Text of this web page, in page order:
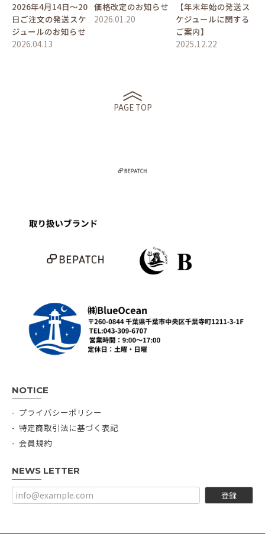
2026年4月14日〜20
日ご注文の発送スケ
ジュールのお知らせ
2026.04.13
価格改定のお知らせ
2026.01.20
【年末年始の発送ス
ケジュールに関する
ご案内】
2025.12.22
PAGE TOP
NOTICE
プライバシーポリシー
特定商取引法に基づく表記
会員規約
NEWS LETTER
登録